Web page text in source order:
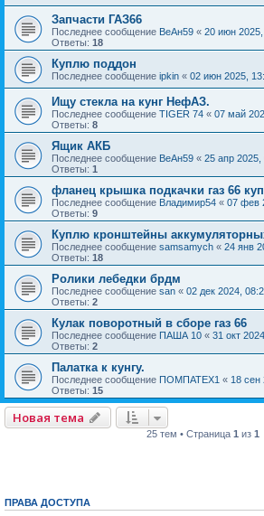
Запчасти ГАЗ66
Последнее сообщение ВеАн59 « 20 июн
Ответы: 18
Куплю поддон
Последнее сообщение ipkin « 02 июн 2025,
Ищу стекла на кунг НефАЗ.
Последнее сообщение TIGER 74 « 07 май
Ответы: 8
Ящик АКБ
Последнее сообщение ВеАн59 « 25 апр 2025,
Ответы: 1
фланец крышка подкачки газ 66
Последнее сообщение Владимир54 « 07 фев
Ответы: 9
Куплю кронштейны
Последнее сообщение samsamych « 24 янв
Ответы: 18
Ролики лебедки брдм
Последнее сообщение san « 02 дек 2024,
Ответы: 2
Кулак поворотный в сборе газ 66
Последнее сообщение ПАША 10 « 31 окт
Ответы: 2
Палатка к кунгу.
Последнее сообщение ПОМПАТЕХ1 « 18 сен
Ответы: 15
Новая тема
25 тем • Страница 1 из 1
ПРАВА ДОСТУПА